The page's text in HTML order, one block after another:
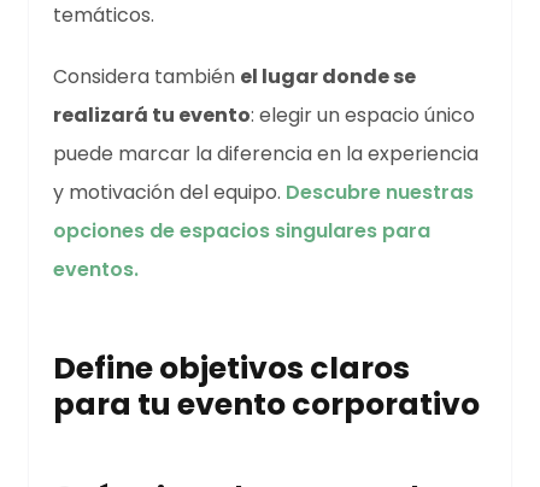
temáticos.
Considera también el lugar donde se
realizará tu evento: elegir un espacio único
puede marcar la diferencia en la experiencia
y motivación del equipo. Descubre nuestras
opciones de espacios singulares para
eventos.
Define objetivos claros
para tu evento corporativo